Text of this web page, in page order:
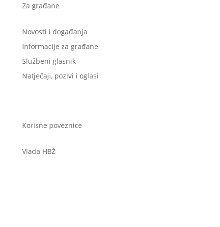
Za građane
Novosti i događanja
Informacije za građane
Službeni glasnik
Natječaji, pozivi i oglasi
Korisne poveznice
Vlada HBŽ